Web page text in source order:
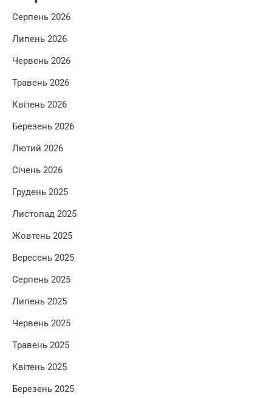
Серпень 2026
Липень 2026
Червень 2026
Травень 2026
Квітень 2026
Березень 2026
Лютий 2026
Січень 2026
Грудень 2025
Листопад 2025
Жовтень 2025
Вересень 2025
Серпень 2025
Липень 2025
Червень 2025
Травень 2025
Квітень 2025
Березень 2025